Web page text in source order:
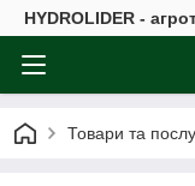
HYDROLIDER -
Товари та